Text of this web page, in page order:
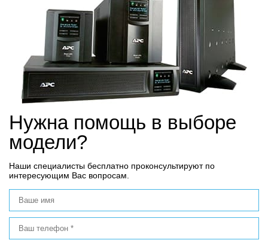
Нужна помощь в выборе
модели?
Наши специалисты бесплатно проконсультируют по
интересующим Вас вопросам.